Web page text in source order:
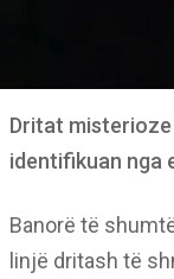
Dritat misterioze
identifikuan nga
Banorë të
linjë dritash të